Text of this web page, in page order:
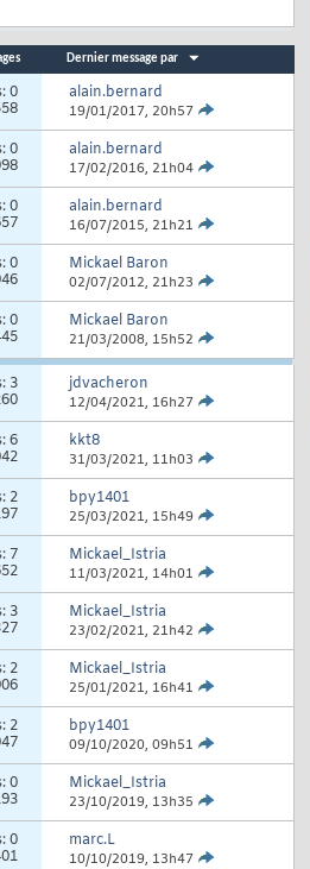
Dernier message par
0
alain.bernard
19/01/2017, 20h57
0
alain.bernard
17/02/2016, 21h04
0
alain.bernard
16/07/2015, 21h21
0
Mickael Baron
02/07/2012, 21h23
0
Mickael Baron
21/03/2008, 15h52
3
jdvacheron
12/04/2021, 16h27
6
kkt8
31/03/2021, 11h03
2
bpy1401
25/03/2021, 15h49
7
Mickael_Istria
11/03/2021, 14h01
3
Mickael_Istria
23/02/2021, 21h42
2
Mickael_Istria
25/01/2021, 16h41
2
bpy1401
09/10/2020, 09h51
0
Mickael_Istria
23/10/2019, 13h35
0
marc.L
10/10/2019, 13h47